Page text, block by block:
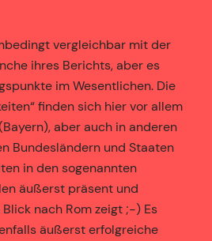
vergleichbar mit der
ihres Berichts, aber es
im Wesentlichen. Die
finden sich hier vor allem
aber auch in anderen
Bundesländern und Staaten
in den sogenannten
äußerst präsent und
nach Rom zeigt ;-) Es
äußerst erfolgreiche